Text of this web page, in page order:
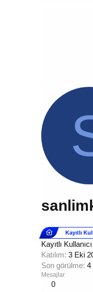
Kayıtlı
Kayıtlı Kullanıcı
Katılım 3 Eki
Son görülme 4
Mesajlar
0